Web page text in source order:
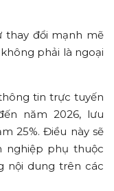
thay đổi mạnh mẽ
phải là ngoại
tin trực tuyến
năm 2026, lưu
25%. Điều này sẽ
nghiệp phụ thuộc
nội dung trên các